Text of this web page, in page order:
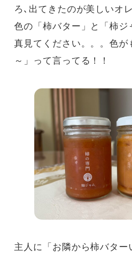
ろ､出てきたのが美しいオ
色の「柿バター」と「柿ジ
真見てください。。。色が
～」って言ってる！！
主人に「お隣から柿バター